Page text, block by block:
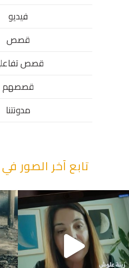
فيديو
قصص
قصص
قصصهم
مدونتنا
تابع آخر الصور
"قصرنا كتير بحقهم" يقول أبو